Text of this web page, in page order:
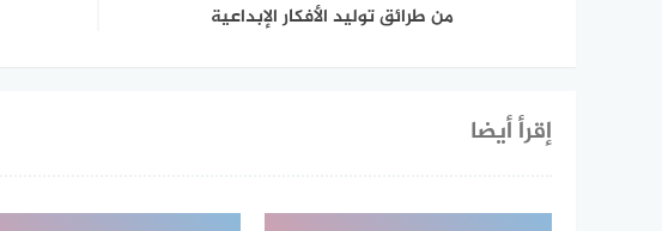
من طرائق توليد الأفكار الإبداعية
إقرأ أيضا